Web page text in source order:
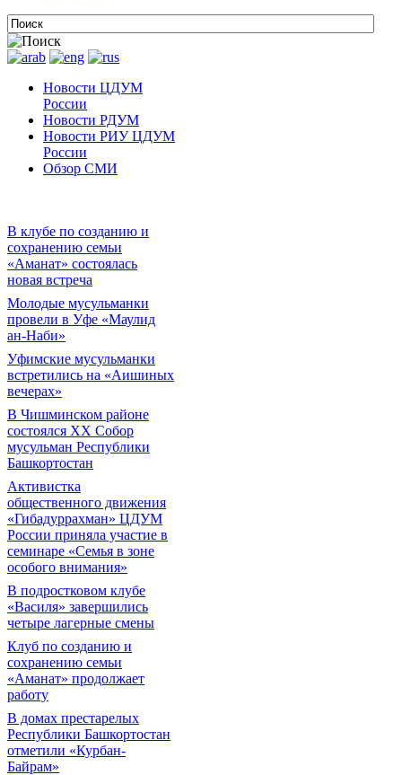
Новости ЦДУМ
России
Новости РДУМ
Новости РИУ ЦДУМ
России
Обзор СМИ
В клубе по созданию и
сохранению семьи
«Аманат» состоялась
новая встреча
Молодые мусульманки
провели в Уфе «Маулид
ан-Наби»
Уфимские мусульманки
встретились на «Аишиных
вечерах»
В Чишминском районе
состоялся XX Собор
мусульман Республики
Башкортостан
Активистка
общественного движения
«Гибадуррахман» ЦДУМ
России приняла участие в
семинаре «Семья в зоне
особого внимания»
В подростковом клубе
«Василя» завершились
четыре лагерные смены
Клуб по созданию и
сохранению семьи
«Аманат» продолжает
работу
В домах престарелых
Республики Башкортостан
отметили «Курбан-
Байрам»